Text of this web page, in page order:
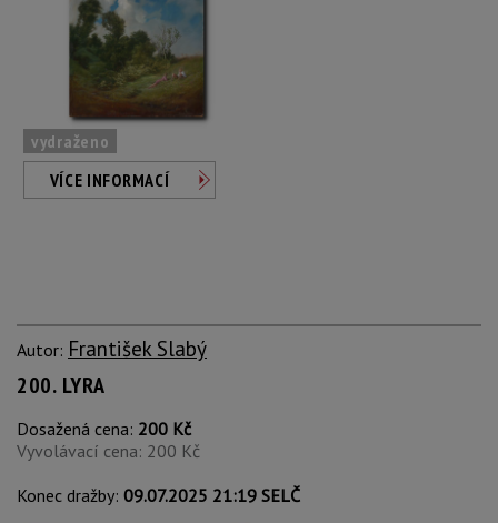
vydraženo
VÍCE INFORMACÍ
Autor: František Slabý
200. LYRA
Dosažená cena: 200 Kč
Vyvolávací cena: 200 Kč
Konec dražby: 09.07.2025 21:19 SELČ